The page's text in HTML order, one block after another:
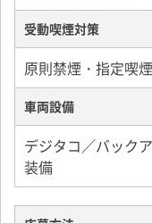
→無料駐車場あり！
保養所あり
昇給、賞与あり
通勤手当（1万円／
特別休暇
誕生日プレゼント制
社内イベント制度
受動喫煙対策
原則禁煙・指定喫
車両設備
デジタコ／バック
装備